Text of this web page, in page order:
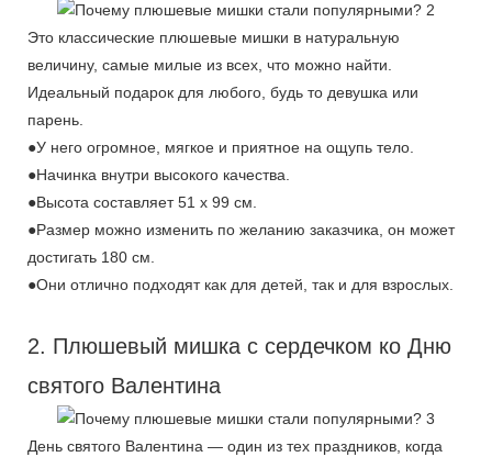
Это классические плюшевые мишки в натуральную
величину, самые милые из всех, что можно найти.
Идеальный подарок для любого, будь то девушка или
парень.
●У него огромное, мягкое и приятное на ощупь тело.
●Начинка внутри высокого качества.
●Высота составляет 51 x 99 см.
●Размер можно изменить по желанию заказчика, он может
достигать 180 см.
●Они отлично подходят как для детей, так и для взрослых.
2. Плюшевый мишка с сердечком ко Дню
святого Валентина
День святого Валентина — один из тех праздников, когда